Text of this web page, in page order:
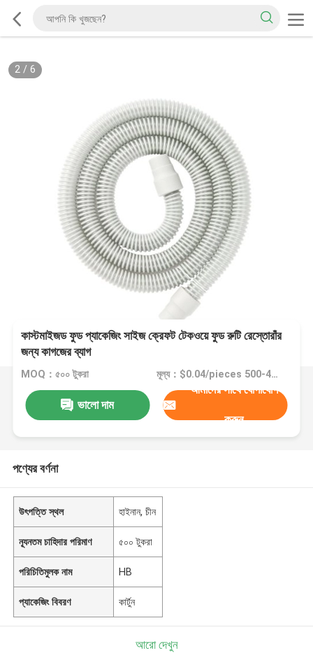
2/ 6
কাস্টমাইজড ফুড প্যাকেজিং সাইজ ক্রেফট টেকওয়ে ফুড রুটি রেস্তোরাঁর
জন্য কাগজের ব্যাগ
MOQ：৫০০ টুকরা মূল্য：$0.04/pieces 500-4999 pieces
ভালো দাম
আমাদের সাথে যোগাযোগ
করুন
পণ্যের বর্ণনা
উৎপত্তি স্থল হাইনান, চীন
ন্যূনতম চাহিদার পরিমাণ ৫০০ টুকরা
পরিচিতিমুলক নাম HB
প্যাকেজিং বিবরণ কার্টুন
আরো দেখুন